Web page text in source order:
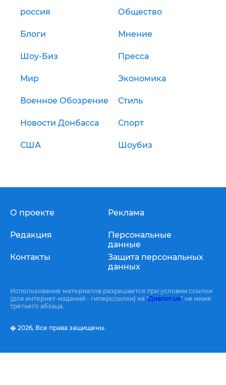
россия Общество
Блоги Мнение
Шоу-Биз Пресса
Мир Экономика
Военное Обозрение Стиль
Новости Донбасса Спорт
США Шоубиз
О проекте
Редакция
Контакты
Реклама
Персональные
данные
Защита персональных
данных
Использование материалов разрешается при условии ссылки
(для интернет-изданий - гиперссылки) на "Диалог.ua" не ниже
третьего абзаца.
� 2026, Все права защищены.